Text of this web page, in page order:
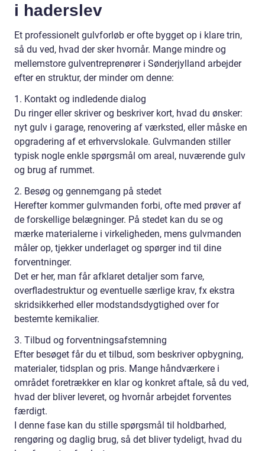
i haderslev
Et professionelt gulvforløb er ofte bygget op i klare trin,
så du ved, hvad der sker hvornår. Mange mindre og
mellemstore gulventreprenører i Sønderjylland arbejder
efter en struktur, der minder om denne:
1. Kontakt og indledende dialog
Du ringer eller skriver og beskriver kort, hvad du ønsker:
nyt gulv i garage, renovering af værksted, eller måske en
opgradering af et erhvervslokale. Gulvmanden stiller
typisk nogle enkle spørgsmål om areal, nuværende gulv
og brug af rummet.
2. Besøg og gennemgang på stedet
Herefter kommer gulvmanden forbi, ofte med prøver af
de forskellige belægninger. På stedet kan du se og
mærke materialerne i virkeligheden, mens gulvmanden
måler op, tjekker underlaget og spørger ind til dine
forventninger.
Det er her, man får afklaret detaljer som farve,
overfladestruktur og eventuelle særlige krav, fx ekstra
skridsikkerhed eller modstandsdygtighed over for
bestemte kemikalier.
3. Tilbud og forventningsafstemning
Efter besøget får du et tilbud, som beskriver opbygning,
materialer, tidsplan og pris. Mange håndværkere i
området foretrækker en klar og konkret aftale, så du ved,
hvad der bliver leveret, og hvornår arbejdet forventes
færdigt.
I denne fase kan du stille spørgsmål til holdbarhed,
rengøring og daglig brug, så det bliver tydeligt, hvad du